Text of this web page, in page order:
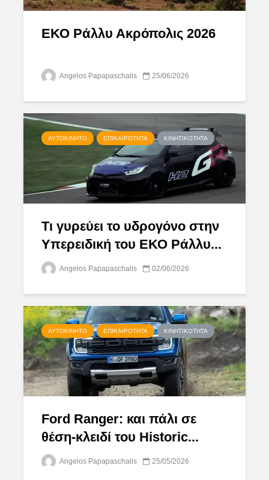
ΕΚΟ Ράλλυ Ακρόπολις 2026
Angelos Papapaschalis 25/06/2026
ΑΥΤΟΚΊΝΗΤΟ ΕΠΙΚΑΙΡΌΤΗΤΑ ΚΙΝΗΤΙΚΌΤΗΤΑ
Τι γυρεύει το υδρογόνο στην
Υπερειδική του ΕΚΟ Ράλλυ...
Angelos Papapaschalis 02/06/2026
ΑΥΤΟΚΊΝΗΤΟ ΕΠΙΚΑΙΡΌΤΗΤΑ ΚΙΝΗΤΙΚΌΤΗΤΑ
Ford Ranger: και πάλι σε
θέση-κλειδί του Historic...
Angelos Papapaschalis 25/05/2026